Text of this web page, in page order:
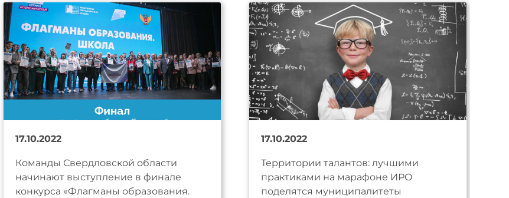
17.10.2022
Команды Свердловской области
начинают выступление в финале
конкурса «Флагманы образования.
17.10.2022
Территории талантов: лучшими
практиками на марафоне ИРО
поделятся муниципалитеты